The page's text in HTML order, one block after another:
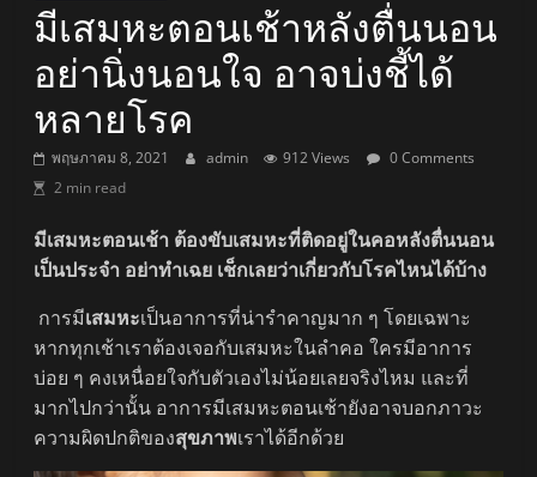
มีเสมหะตอนเช้าหลังตื่นนอน
อย่านิ่งนอนใจ อาจบ่งชี้ได้
หลายโรค
พฤษภาคม 8, 2021 admin 912 Views
0 Comments
2 min read
มีเสมหะตอนเช้า ต้องขับเสมหะที่ติดอยู่ในคอหลังตื่นนอน
เป็นประจำ อย่าทำเฉย เช็กเลยว่าเกี่ยวกับโรคไหนได้บ้าง
การมีเสมหะเป็นอาการที่น่ารำคาญมาก ๆ โดยเฉพาะ
หากทุกเช้าเราต้องเจอกับเสมหะในลำคอ ใครมีอาการ
บ่อย ๆ คงเหนื่อยใจกับตัวเองไม่น้อยเลยจริงไหม และที่
มากไปกว่านั้น อาการมีเสมหะตอนเช้ายังอาจบอกภาวะ
ความผิดปกติของสุขภาพเราได้อีกด้วย